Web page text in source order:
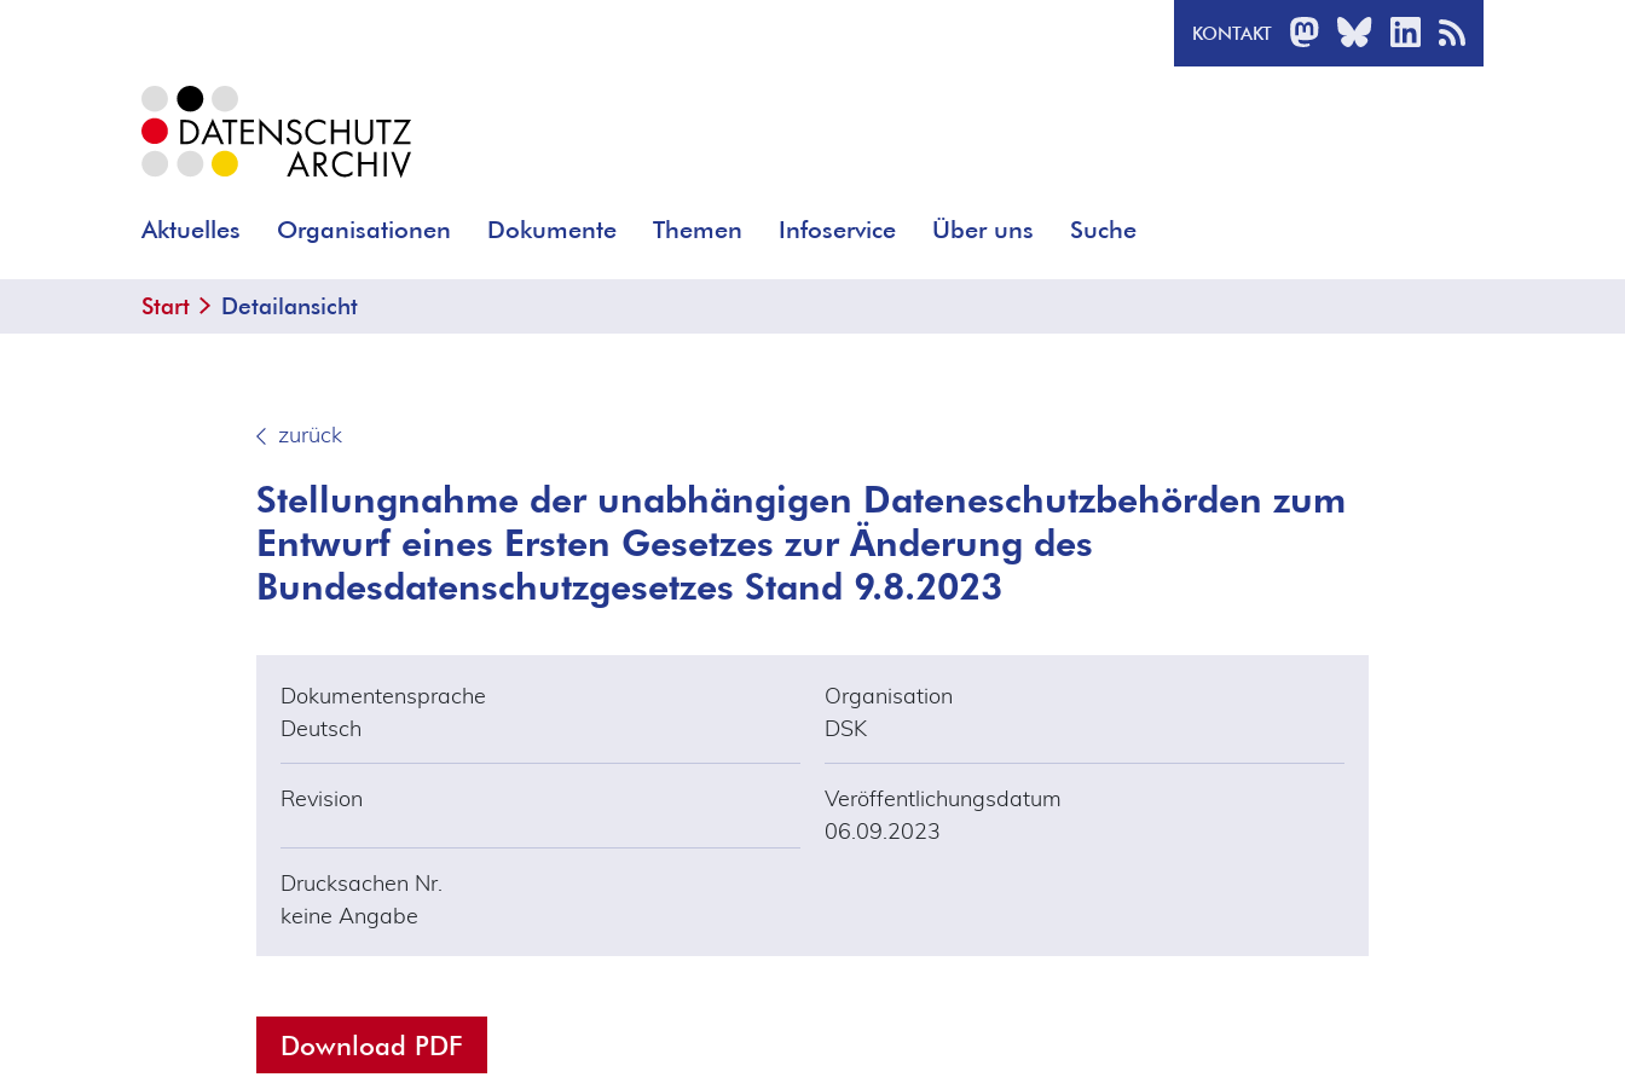
KONTAKT MASTODON
BLUESKYLINKEDIN
Aktuelles Organisationen Dokumente Themen Infoservice Über uns Suche
Start Detailansicht
zurück
Stellungnahme der unabhängigen Dateneschutzbehörden zum
Entwurf eines Ersten Gesetzes zur Änderung des
Bundesdatenschutzgesetzes Stand 9.8.2023
Dokumentensprache
Deutsch
Organisation
DSK
Revision
Veröffentlichungsdatum
06.09.2023
Drucksachen Nr.
keine Angabe
Download PDF